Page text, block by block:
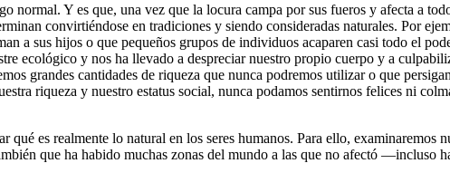
normal. Y es que, una vez que la locura campa por sus fueros y afecta a
convirtiéndose en tradiciones y siendo consideradas naturales. Por
a sus hijos o que pequeños grupos de individuos acaparen casi todo el
ecológico y nos ha llevado a despreciar nuestro propio cuerpo y a
grandes cantidades de riqueza que nunca podremos utilizar o que
riqueza y nuestro estatus social, nunca podamos sentirnos felices ni
es realmente lo natural en los seres humanos. Para ello, examinaremos
que ha habido muchas zonas del mundo a las que no afectó ―incluso